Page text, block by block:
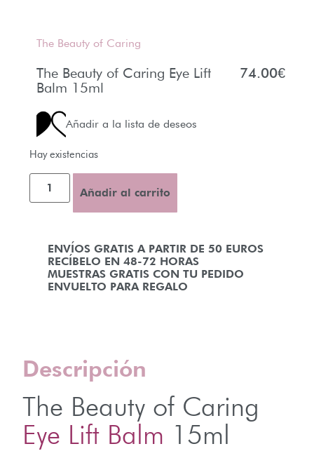
The Beauty of Caring
The Beauty of Caring Eye Lift
Balm 15ml
74.00€
Añadir a la lista de deseos
ENVÍOS GRATIS A PARTIR DE 50 EUROS
RECÍBELO EN 48-72 HORAS
MUESTRAS GRATIS CON TU PEDIDO
ENVUELTO PARA REGALO
Hay existencias
Añadir al carrito
Descripción
The Beauty of Caring
Eye Lift Balm 15ml